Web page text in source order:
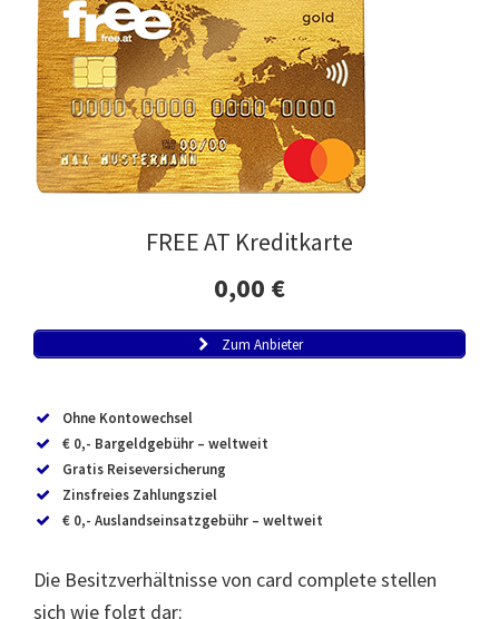
FREE AT Kreditkarte
0,00 €
Zum Anbieter
Ohne Kontowechsel
€ 0,- Bargeldgebühr – weltweit
Gratis Reiseversicherung
Zinsfreies Zahlungsziel
€ 0,- Auslandseinsatzgebühr – weltweit
Die Besitzverhältnisse von card complete stellen
sich wie folgt dar: